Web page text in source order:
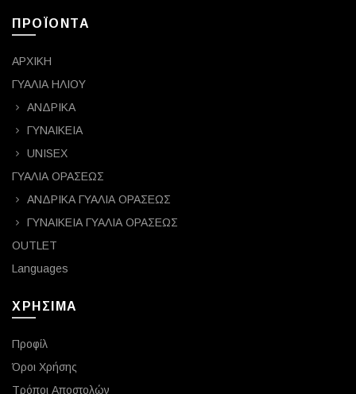
ΠΡΟΪΟΝΤΑ
ΑΡΧΙΚΗ
ΓΥΑΛΙΑ ΗΛΙΟΥ
ΑΝΔΡΙΚΑ
ΓΥΝΑΙΚΕΙΑ
UNISEX
ΓΥΑΛΙΑ ΟΡΑΣΕΩΣ
ΑΝΔΡΙΚΑ ΓΥΑΛΙΑ ΟΡΑΣΕΩΣ
ΓΥΝΑΙΚΕΙΑ ΓΥΑΛΙΑ ΟΡΑΣΕΩΣ
OUTLET
Languages
ΧΡΗΣΙΜΑ
Προφίλ
Όροι Χρήσης
Τρόποι Αποστολών